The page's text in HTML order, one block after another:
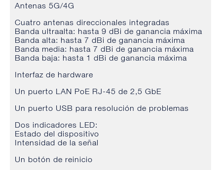
Antenas 5G/4G
Cuatro antenas direccionales integradas
Banda ultraalta: hasta 9 dBi de ganancia máxima
Banda alta: hasta 7 dBi de ganancia máxima
Banda media: hasta 7 dBi de ganancia máxima
Banda baja: hasta 1 dBi de ganancia máxima
Interfaz de hardware
Un puerto LAN PoE RJ-45 de 2,5 GbE
Un puerto USB para resolución de problemas
Dos indicadores LED:
Estado del dispositivo
Intensidad de la señal
Un botón de reinicio